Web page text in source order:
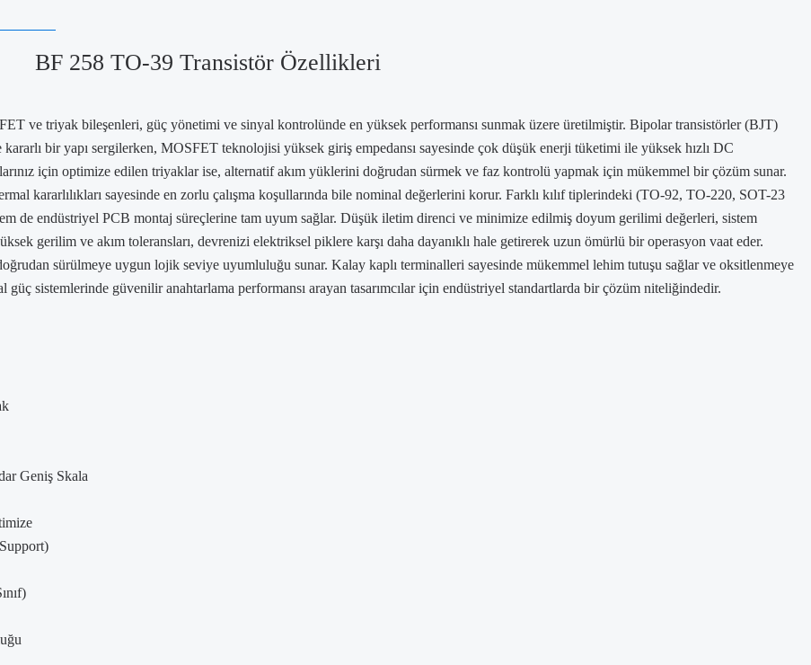
BF 258 TO-39 Transistör Özellikleri
ve triyak bileşenleri, güç yönetimi ve sinyal kontrolünde en yüksek performansı sunmak üzere üretilmiştir. Bipolar transistörler (BJT)
bir yapı sergilerken, MOSFET teknolojisi yüksek giriş empedansı sayesinde çok düşük enerji tüketimi ile yüksek hızlı DC
için optimize edilen triyaklar ise, alternatif akım yüklerini doğrudan sürmek ve faz kontrolü yapmak için mükemmel bir çözüm sunar.
kararlılıkları sayesinde en zorlu çalışma koşullarında bile nominal değerlerini korur. Farklı kılıf tiplerindeki (TO-92, TO-220, SOT-23
de endüstriyel PCB montaj süreçlerine tam uyum sağlar. Düşük iletim direnci ve minimize edilmiş doyum gerilimi değerleri, sistem
gerilim ve akım toleransları, devrenizi elektriksel piklere karşı daha dayanıklı hale getirerek uzun ömürlü bir operasyon vaat eder.
sürülmeye uygun lojik seviye uyumluluğu sunar. Kalay kaplı terminalleri sayesinde mükemmel lehim tutuşu sağlar ve oksitlenmeye
sistemlerinde güvenilir anahtarlama performansı arayan tasarımcılar için endüstriyel standartlarda bir çözüm niteliğindedir.
Geniş Skala